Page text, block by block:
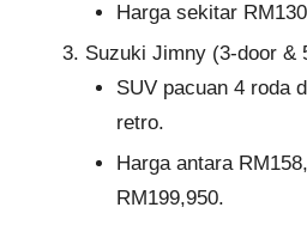
Harga sekitar
Suzuki Jimny (3-door &
SUV pacuan 4 roda
retro.
Harga antara
RM199,950.